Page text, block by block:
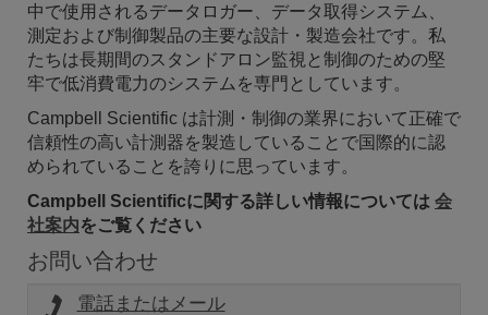
中で使用されるデータロガー、データ取得システム、
測定および制御製品の主要な設計・製造会社です。私
たちは長期間のスタンドアロン監視と制御のための堅
牢で低消費電力のシステムを専門としています。
Campbell Scientific は計測・制御の業界において正確で
信頼性の高い計測器を製造していることで国際的に認
められていることを誇りに思っています。
Campbell Scientificに関する詳しい情報については 会
社案内をご覧ください
お問い合わせ
電話またはメール